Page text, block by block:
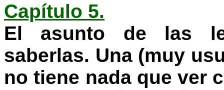
Capítulo 5.
El asunto de las
saberlas. Una (muy
no tiene nada que ver